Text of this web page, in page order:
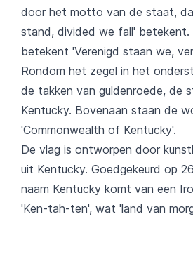
door het motto van de staat,
stand, divided we fall' betekent.
betekent 'Verenigd staan we,
Rondom het zegel in het
de takken van guldenroede, de
Kentucky. Bovenaan staan de
'Commonwealth of Kentucky'.
De vlag is ontworpen door
uit Kentucky. Goedgekeurd op
naam Kentucky komt van een
'Ken-tah-ten', wat 'land van